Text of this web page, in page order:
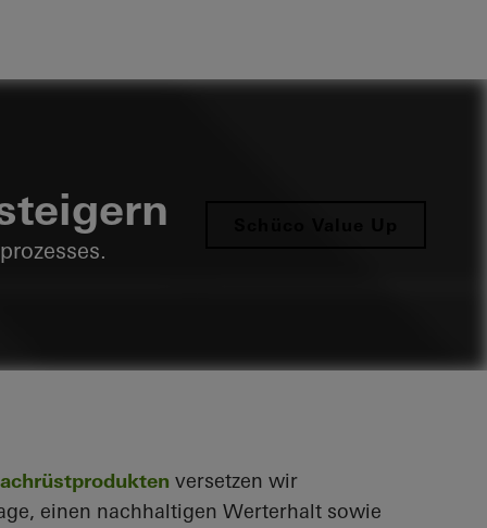
versetzen wir
einen nachhaltigen Werterhalt sowie